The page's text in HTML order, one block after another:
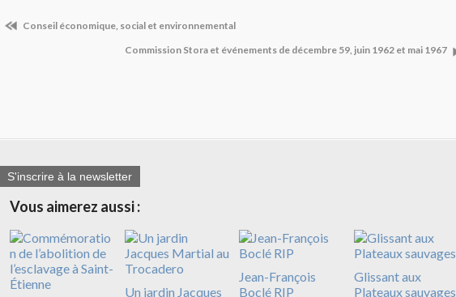
Conseil économique, social et environnemental
Commission Stora et événements de décembre 59, juin 1962 et mai 1967
S'inscrire à la newsletter
Vous aimerez aussi :
Un jardin Jacques
Jean-François
Boclé RIP
Glissant aux
Plateaux sauvages